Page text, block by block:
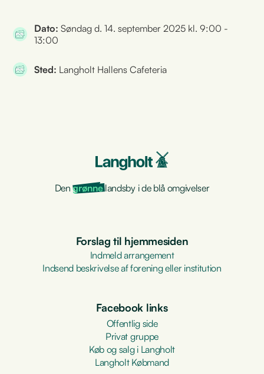
Dato: Søndag d. 14. september 2025 kl. 9:00 -
13:00
Sted: Langholt Hallens Cafeteria
Dengrønnelandsby i de blå omgivelser
Forslag til hjemmesiden
Indmeld arrangement
Indsend beskrivelse af forening eller institution
Facebook links
Offentlig side
Privat gruppe
Køb og salg i Langholt
Langholt Købmand